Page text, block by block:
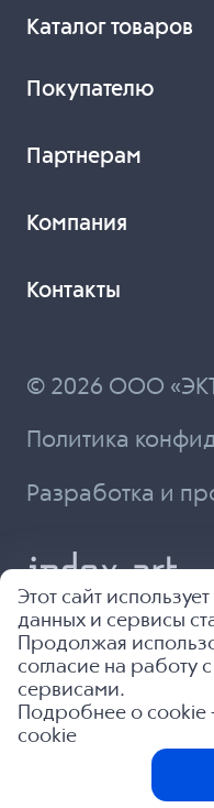
Каталог товаров
Покупателю
Партнерам
Компания
Контакты
© 2026 ООО
Политика
Разработка и
Этот сайт
данных и сервисы
Продолжая
согласие на работу
сервисами.
Подробнее о cookie
cookie